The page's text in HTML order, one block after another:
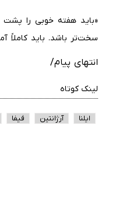
«باید هفته خوبی را پشت
سخت‌تر باشد. باید کاملاً
انتهای پیام/
لینک کوتاه
ایلنا آرژانتین فیفا